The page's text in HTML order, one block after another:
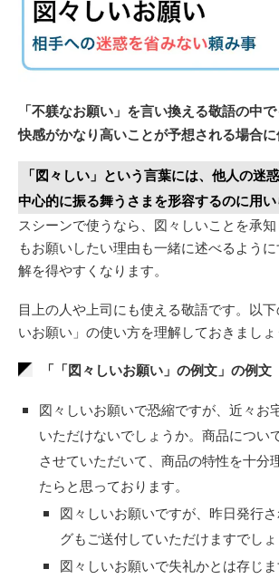
「不躾なお願い」を言い換える敬語の中
快感がかなり高いことが予想される場合
「図々しい」という言葉には、他人の迷
中心的に振る舞うさまを形容するのに用
スシーンで使うなら、図々しいことを承
もお願いしたい理由も一緒に述べるよう
解を得やすくなります。
目上の人や上司にも使える敬語です。以
いお願い」の使い方を理解しておきましょ
「「図々しいお願い」の例文」の例文
図々しいお願いで恐縮ですが、近々お
いただけないでしょうか。商品につい
させていただいて、商品の特性を十分
たらと思っております。
図々しいお願いですが、昨日発行
グもご送付していただけますでしょ
図々しいお願いで失礼かとは存じ